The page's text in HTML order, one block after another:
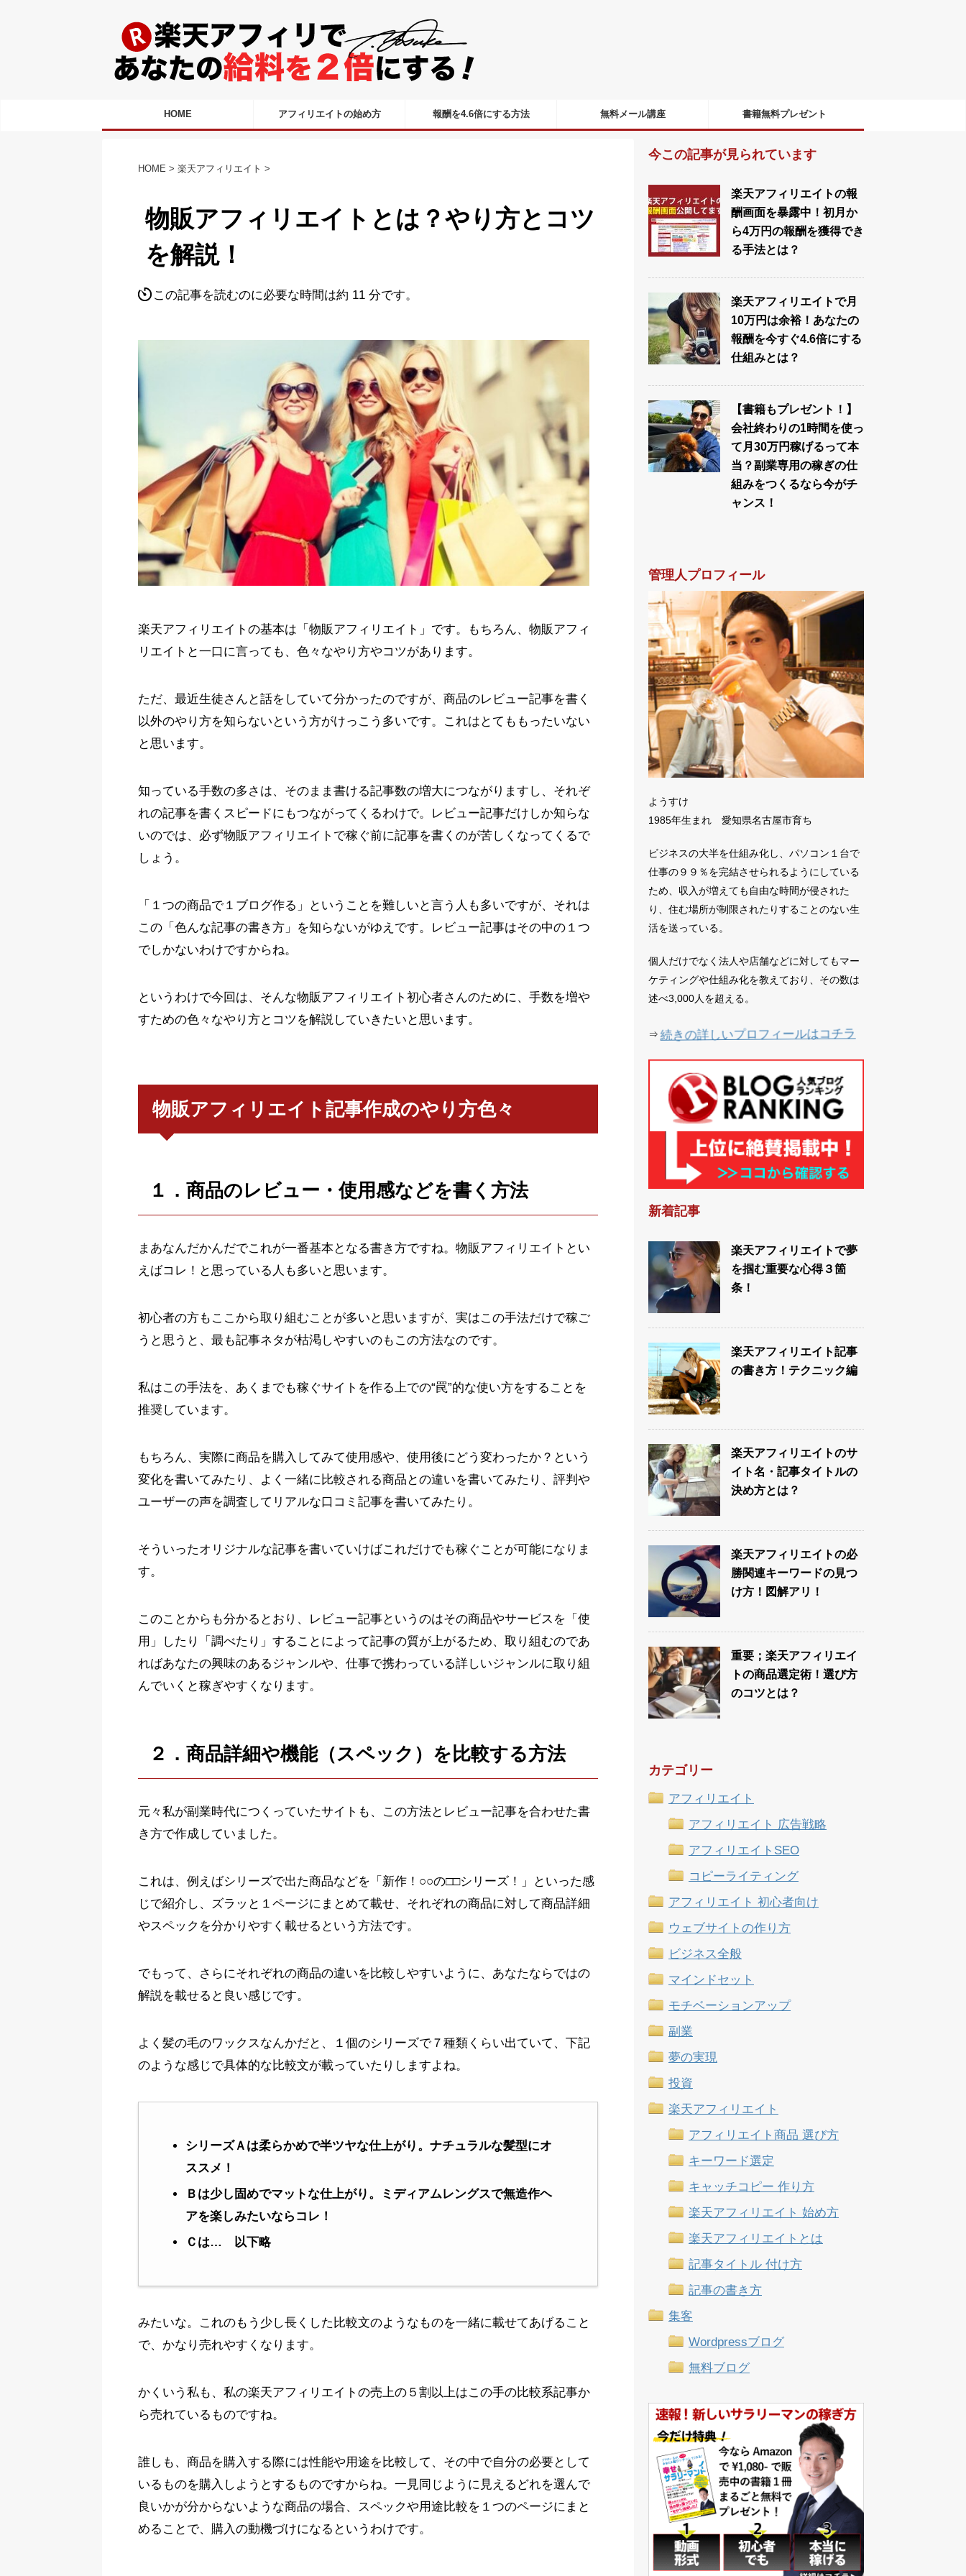
HOME アフィリエイトの始め方 報酬を4.6倍にする方法 無料メール講座 書籍無料プレゼント
HOME > 楽天アフィリエイト >
物販アフィリエイトとは？やり方とコツ
を解説！
この記事を読むのに必要な時間は約 11 分です。
楽天アフィリエイトの基本は「物販アフィリエイト」です。もちろん、物販アフィ
リエイトと一口に言っても、色々なやり方やコツがあります。
ただ、最近生徒さんと話をしていて分かったのですが、商品のレビュー記事を書く
以外のやり方を知らないという方がけっこう多いです。これはとてももったいない
と思います。
知っている手数の多さは、そのまま書ける記事数の増大につながりますし、それぞ
れの記事を書くスピードにもつながってくるわけで。レビュー記事だけしか知らな
いのでは、必ず物販アフィリエイトで稼ぐ前に記事を書くのが苦しくなってくるで
しょう。
「１つの商品で１ブログ作る」ということを難しいと言う人も多いですが、それは
この「色んな記事の書き方」を知らないがゆえです。レビュー記事はその中の１つ
でしかないわけですからね。
というわけで今回は、そんな物販アフィリエイト初心者さんのために、手数を増や
すための色々なやり方とコツを解説していきたいと思います。
物販アフィリエイト記事作成のやり方色々
１．商品のレビュー・使用感などを書く方法
まあなんだかんだでこれが一番基本となる書き方ですね。物販アフィリエイトとい
えばコレ！と思っている人も多いと思います。
初心者の方もここから取り組むことが多いと思いますが、実はこの手法だけで稼ご
うと思うと、最も記事ネタが枯渇しやすいのもこの方法なのです。
私はこの手法を、あくまでも稼ぐサイトを作る上での“罠”的な使い方をすることを
推奨しています。
もちろん、実際に商品を購入してみて使用感や、使用後にどう変わったか？という
変化を書いてみたり、よく一緒に比較される商品との違いを書いてみたり、評判や
ユーザーの声を調査してリアルな口コミ記事を書いてみたり。
そういったオリジナルな記事を書いていけばこれだけでも稼ぐことが可能になりま
す。
このことからも分かるとおり、レビュー記事というのはその商品やサービスを「使
用」したり「調べたり」することによって記事の質が上がるため、取り組むのであ
ればあなたの興味のあるジャンルや、仕事で携わっている詳しいジャンルに取り組
んでいくと稼ぎやすくなります。
２．商品詳細や機能（スペック）を比較する方法
元々私が副業時代につくっていたサイトも、この方法とレビュー記事を合わせた書
き方で作成していました。
これは、例えばシリーズで出た商品などを「新作！○○の□□シリーズ！」といった感
じで紹介し、ズラッと１ページにまとめて載せ、それぞれの商品に対して商品詳細
やスペックを分かりやすく載せるという方法です。
でもって、さらにそれぞれの商品の違いを比較しやすいように、あなたならではの
解説を載せると良い感じです。
よく髪の毛のワックスなんかだと、１個のシリーズで７種類くらい出ていて、下記
のような感じで具体的な比較文が載っていたりしますよね。
シリーズＡは柔らかめで半ツヤな仕上がり。ナチュラルな髪型にオ
ススメ！
Ｂは少し固めでマットな仕上がり。ミディアムレングスで無造作ヘ
アを楽しみたいならコレ！
Ｃは… 以下略
みたいな。これのもう少し長くした比較文のようなものを一緒に載せてあげること
で、かなり売れやすくなります。
かくいう私も、私の楽天アフィリエイトの売上の５割以上はこの手の比較系記事か
ら売れているものですね。
誰しも、商品を購入する際には性能や用途を比較して、その中で自分の必要として
いるものを購入しようとするものですからね。一見同じように見えるどれを選んで
良いかが分からないような商品の場合、スペックや用途比較を１つのページにまと
めることで、購入の動機づけになるというわけです。
今この記事が見られています
楽天アフィリエイトの報
酬画面を暴露中！初月か
ら4万円の報酬を獲得でき
る手法とは？
楽天アフィリエイトで月
10万円は余裕！あなたの
報酬を今すぐ4.6倍にする
仕組みとは？
【書籍もプレゼント！】
会社終わりの1時間を使っ
て月30万円稼げるって本
当？副業専用の稼ぎの仕
組みをつくるなら今がチ
ャンス！
管理人プロフィール
ようすけ
1985年生まれ 愛知県名古屋市育ち
ビジネスの大半を仕組み化し、パソコン１台で
仕事の９９％を完結させられるようにしている
ため、収入が増えても自由な時間が侵された
り、住む場所が制限されたりすることのない生
活を送っている。
個人だけでなく法人や店舗などに対してもマー
ケティングや仕組み化を教えており、その数は
述べ3,000人を超える。
⇒続きの詳しいプロフィールはコチラ
新着記事
楽天アフィリエイトで夢
を掴む重要な心得３箇
条！
楽天アフィリエイト記事
の書き方！テクニック編
楽天アフィリエイトのサ
イト名・記事タイトルの
決め方とは？
楽天アフィリエイトの必
勝関連キーワードの見つ
け方！図解アリ！
重要；楽天アフィリエイ
トの商品選定術！選び方
のコツとは？
カテゴリー
アフィリエイト
アフィリエイト 広告戦略
アフィリエイトSEO
コピーライティング
アフィリエイト 初心者向け
ウェブサイトの作り方
ビジネス全般
マインドセット
モチベーションアップ
副業
夢の実現
投資
楽天アフィリエイト
アフィリエイト商品 選び方
キーワード選定
キャッチコピー 作り方
楽天アフィリエイト 始め方
楽天アフィリエイトとは
記事タイトル 付け方
記事の書き方
集客
Wordpressブログ
無料ブログ